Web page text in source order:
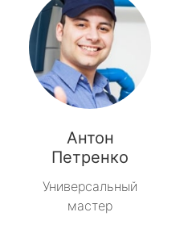
Антон
Петренко
Универсальный
мастер